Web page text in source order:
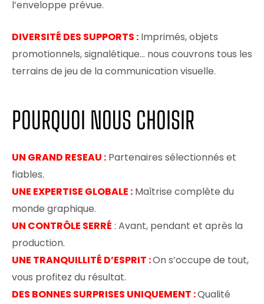
l’enveloppe prévue.
DIVERSITÉ DES SUPPORTS : Imprimés, objets
promotionnels, signalétique… nous couvrons tous les
terrains de jeu de la communication visuelle.
POURQUOI NOUS CHOISIR
UN GRAND RESEAU : Partenaires sélectionnés et
fiables.
UNE EXPERTISE GLOBALE : Maîtrise complète du
monde graphique.
UN CONTRÔLE SERRÉ : Avant, pendant et après la
production.
UNE TRANQUILLITÉ D’ESPRIT :On s’occupe de tout,
vous profitez du résultat.
DES BONNES SURPRISES UNIQUEMENT :Qualité